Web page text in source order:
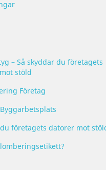
– Så skyddar du företagets
stöld
Företag
företagets datorer mot